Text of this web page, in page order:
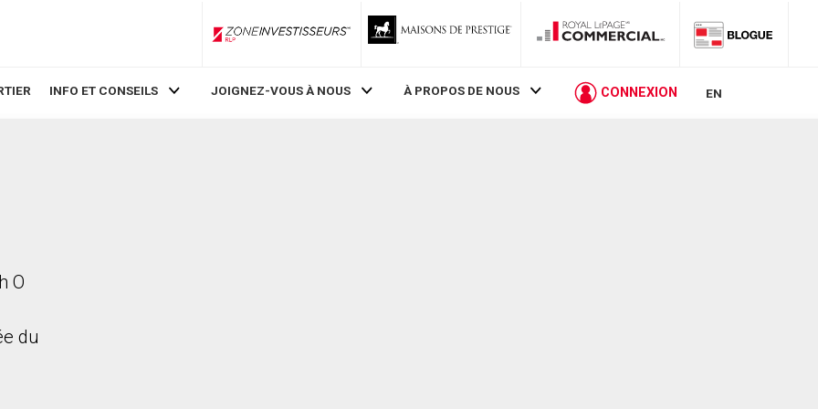
ZoneInvestisseurs RLP
INFO ET CONSEILS JOIGNEZ-VOUS À NOUS À PROPOS DE NOUS CONNEXION EN
O
du